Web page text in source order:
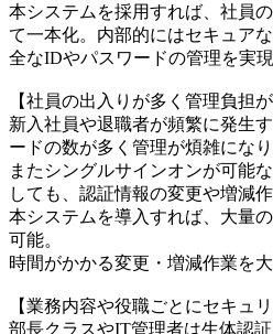
本システムを採用すれば、社員
て一本化。内部的にはセキュア
全なIDやパスワードの管理を実現
【社員の出入りが多く管理負担
新入社員や退職者が頻繁に発生
ードの数が多く管理が煩雑になり
またシングルサインオンが可能
しても、認証情報の変更や増減
本システムを導入すれば、大量
可能。
時間がかかる変更・増減作業を
【業務内容や役職ごとにセキュ
部長クラスやIT管理者は生体認